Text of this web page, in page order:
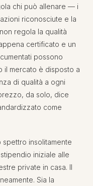
chi può allenare — i
riconosciute e la
regola la qualità
certificato e un
possono
il mercato è disposto a
di qualità a ogni
da solo, dice
come
insolitamente
iniziale alle
private in casa. Il
Sia la